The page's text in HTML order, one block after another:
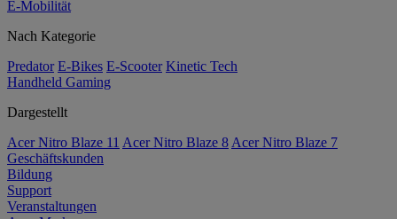
E-Mobilität
Nach Kategorie
Predator E-Bikes E-Scooter Kinetic Tech
Handheld Gaming
Dargestellt
Acer Nitro Blaze 11 Acer Nitro Blaze 8 Acer Nitro Blaze 7
Geschäftskunden
Bildung
Support
Veranstaltungen